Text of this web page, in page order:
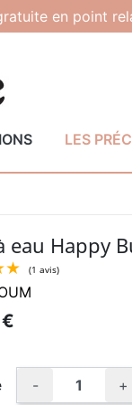
en point
LES
eau Happy
- +